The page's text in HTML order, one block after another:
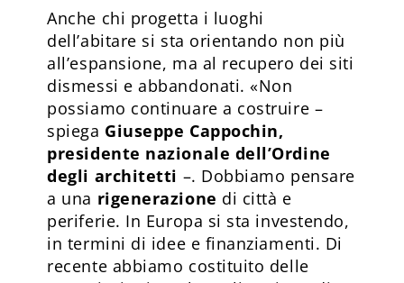
Anche chi progetta i luoghi
dell’abitare si sta orientando non più
all’espansione, ma al recupero dei siti
dismessi e abbandonati. «Non
possiamo continuare a costruire –
spiega Giuseppe Cappochin,
presidente nazionale dell’Ordine
degli architetti –. Dobbiamo pensare
a una rigenerazione di città e
periferie. In Europa si sta investendo,
in termini di idee e finanziamenti. Di
recente abbiamo costituito delle